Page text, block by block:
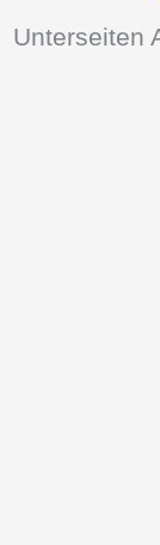
Unterseiten